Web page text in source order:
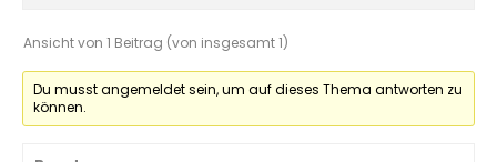
Ansicht von 1 Beitrag (von insgesamt 1)
Du musst angemeldet sein, um auf dieses Thema antworten zu
können.